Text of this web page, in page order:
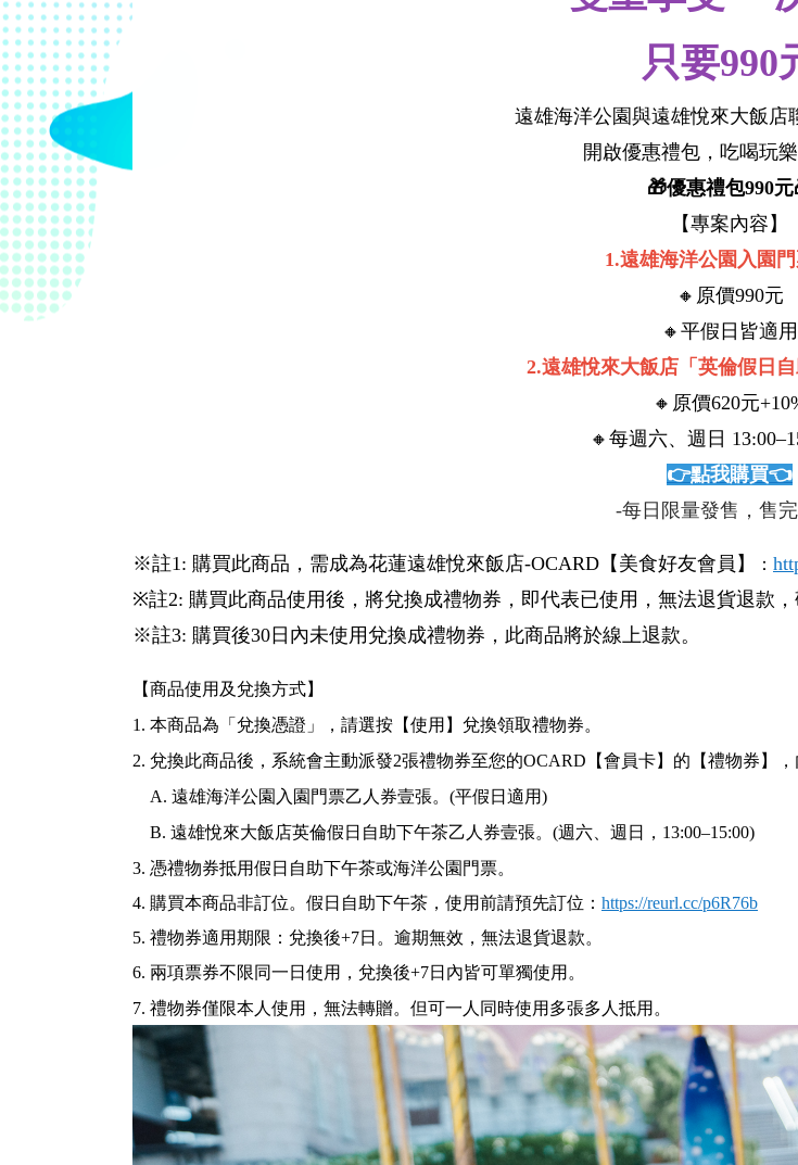
只要990
遠雄海洋公園與遠雄悅來大飯店
開啟優惠禮包，吃喝玩樂
🎁優惠禮包990元
【專案內容】
1.遠雄海洋公園入園
🔸原價990元
🔸平假日皆適用
2.遠雄悅來大飯店「英倫假日
🔸原價620元
🔸每週六、週日
👉點我購買👈
-每日限量發售，售
※註1: 購買此商品，需成為花蓮遠雄悅來飯店-OCARD【美食好友會員】 ：
※註2: 購買此商品使用後，將兌換成禮物券，即代表已使用，無法退貨退款
※註3: 購買後30日內未使用兌換成禮物券，此商品將於線上退款。
【商品使用及兌換方式】
1. 本商品為「兌換憑證」，請選按【使用】兌換領取禮物券。
2. 兌換此商品後，系統會主動派發2張禮物券至您的OCARD【會員卡】的【禮物券】，
A. 遠雄海洋公園入園門票乙人券壹張。(平假日適用)
B. 遠雄悅來大飯店英倫假日自助下午茶乙人券壹張。 (週六、週日，13:00–15:00)
3. 憑禮物券抵用假日自助下午茶或海洋公園門票。
4. 購買本商品非訂位。假日自助下午茶，使用前請預先訂位： https://reurl.cc/p6R76b
5. 禮物券適用期限：兌換後+7日。逾期無效，無法退貨退款。
6. 兩項票券不限同一日使用，兌換後+7日內皆可單獨使用。
7. 禮物券僅限本人使用，無法轉贈。但可一人同時使用多張多人抵用。